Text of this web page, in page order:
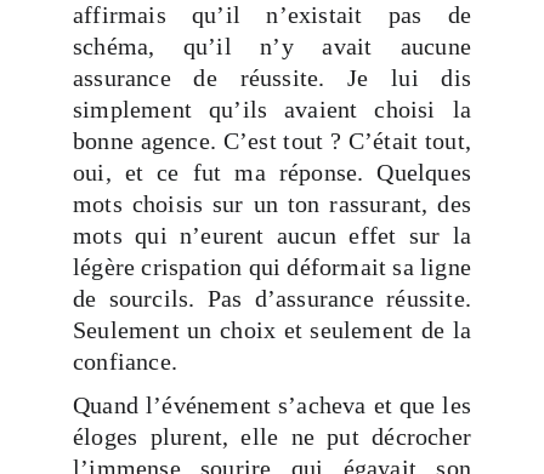
affirmais qu’il n’existait pas de
schéma, qu’il n’y avait aucune
assurance de réussite. Je lui dis
simplement qu’ils avaient choisi la
bonne agence. C’est tout ? C’était tout,
oui, et ce fut ma réponse. Quelques
mots choisis sur un ton rassurant, des
mots qui n’eurent aucun effet sur la
légère crispation qui déformait sa ligne
de sourcils. Pas d’assurance réussite.
Seulement un choix et seulement de la
confiance.
Quand l’événement s’acheva et que les
éloges plurent, elle ne put décrocher
l’immense sourire qui égayait son